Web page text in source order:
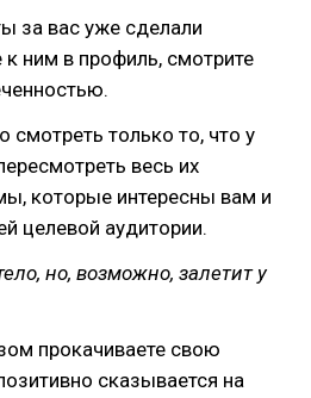
за вас уже сделали
к ним в профиль, смотрите
смотреть только то, что у
весь их
которые интересны вам и
целевой аудитории.
но, возможно, залетит у
прокачиваете свою
сказывается на